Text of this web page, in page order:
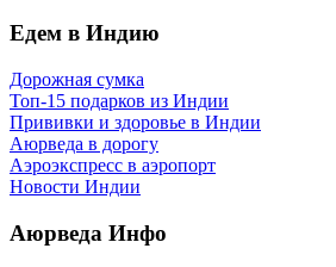
Едем в Индию
Дорожная сумка
Топ-15 подарков из Индии
Прививки и здоровье в Индии
Аюрведа в дорогу
Аэроэкспресс в аэропорт
Новости Индии
Аюрведа Инфо